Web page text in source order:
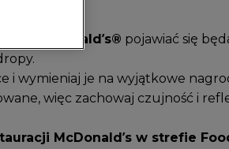
McDonald’s® pojawiać się
i wymieniaj je na wyjątkowe
więc zachowaj czujność i
McDonald’s w strefie